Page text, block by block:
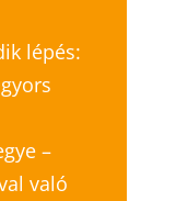
lépés:
–
való